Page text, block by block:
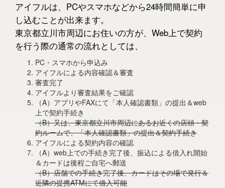
アイフルは、PCやスマホなどから24時間簡単に申
し込むことが出来ます。
東京都立川市周辺にお住いの方が、Web上で契約
を行う際の通常の流れとしては、
PC・スマホから申込み
アイフルによる内容確認＆審査
審査完了
アイフルより審査結果をご確認
（A）アプリやFAXにて「本人確認書類」の提出＆web
上で契約手続き
（B）又は、東京都立川市周辺にあるお近くの店頭・契
約ルームで、「本人確認書類」の提出＆契約手続き
アイフルによる契約内容の確認
（A）web上での手続き完了後、振込による借入れ開始
＆カードは後程ご自宅へ郵送
（B）店舗での手続き完了後、カードはその場で発行＆
近隣の提携ATMにて借入可能